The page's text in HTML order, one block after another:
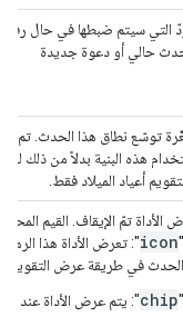
لحدث حالي أو دعوة جديدة
توسّع نطاق هذا الحدث. تم
هذه البنية بدلاً من ذلك
أعياد الميلاد فقط.
تمّ الإيقاف. القيم
"
icon": تعرض الأداة هذا
الحدث في طريقة عرض التقويم.
‫"
chip": يتم عرض الأداة عند